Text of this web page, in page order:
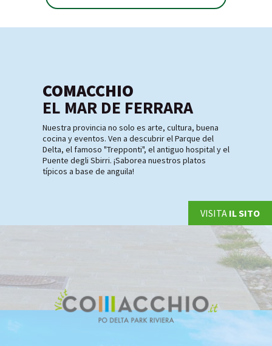
COMACCHIO
EL MAR DE FERRARA
Nuestra provincia no solo es arte, cultura, buena
cocina y eventos. Ven a descubrir el Parque del
Delta, el famoso "Trepponti", el antiguo hospital y el
Puente degli Sbirri. ¡Saborea nuestros platos
típicos a base de anguila!
VISITA IL SITO